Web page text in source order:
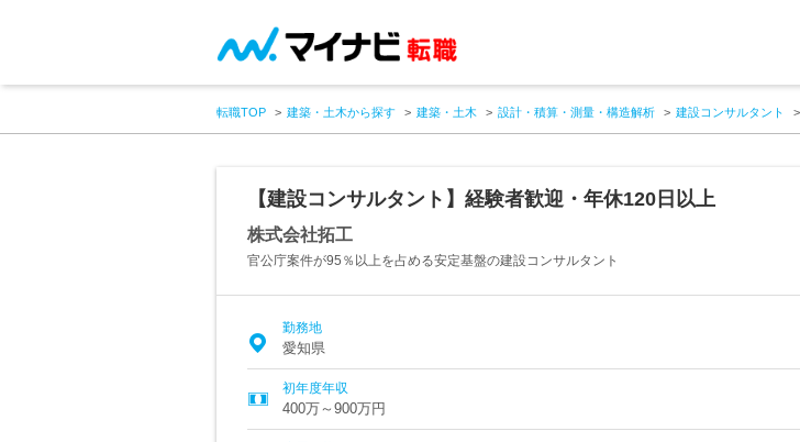
転職TOP 建築・土木から探す 建築・土木 設計・積算・測量・構造解析 建設コンサルタント
【建設コンサルタント】経験者歓迎・年休120日以上
株式会社拓工
官公庁案件が95％以上を占める安定基盤の建設コンサルタント
勤務地
愛知県
初年度年収
400万～900万円